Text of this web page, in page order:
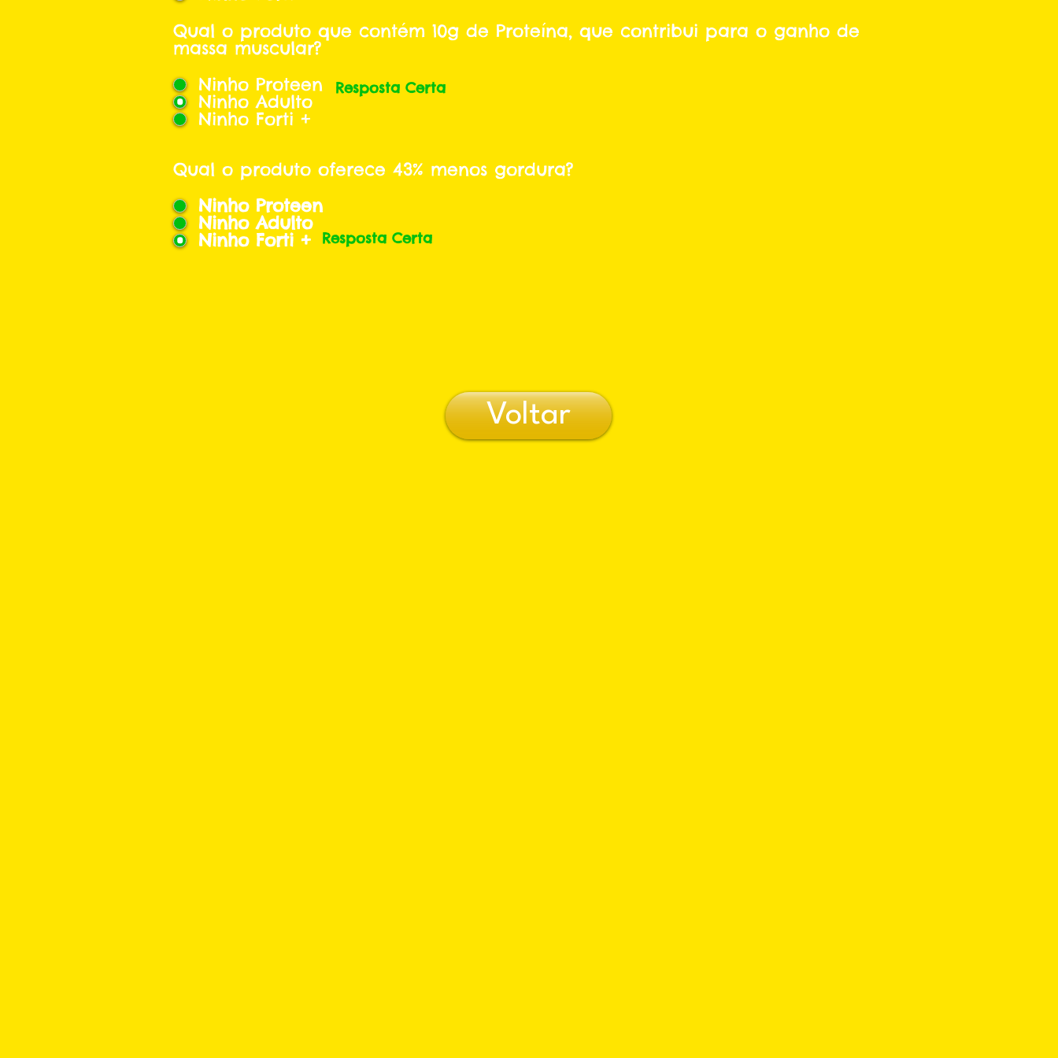
Qual o produto que contém 10g de Proteína, que contribui para o ganho de
massa muscular?
Ninho Proteen
Ninho Adulto
Ninho Forti +
Resposta Certa
Qual o produto oferece 43% menos gordura?
Ninho Proteen
Ninho Adulto
Ninho Forti + Resposta Certa
Voltar